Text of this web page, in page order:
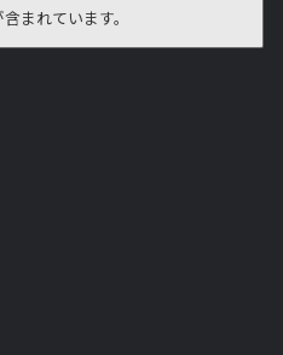
まれています。